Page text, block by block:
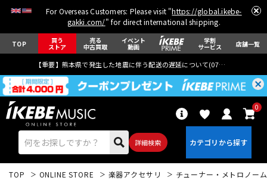
For Overseas Customers: Please visit "https://global.ikebe-
gakki.com/" for direct international shipping.
TOP 買う
ストア
売る
中古買取
イベント
動画
学割
サービス 店舗一覧
【重要】熊本県で発生した地震に伴う配送の遅延について(07月29日
詳細検索
0
TOP ONLINE STORE 楽器アクセサリ チューナー・メトロノーム